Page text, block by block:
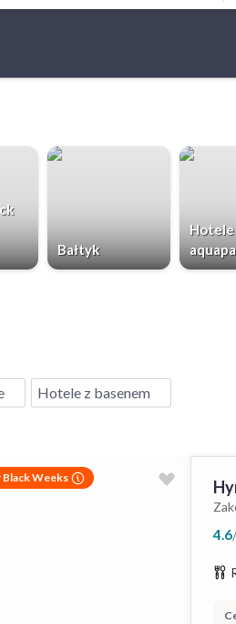
Bałtyk
Hotele
Hotele z basenem
Black Weeks
4.6